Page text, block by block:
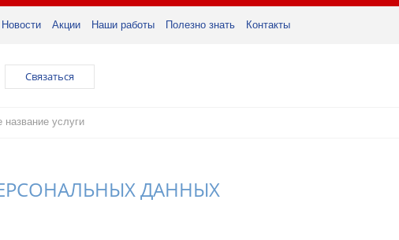
Новости Акции Наши работы Полезно знать Контакты
Связаться
ДАННЫХ